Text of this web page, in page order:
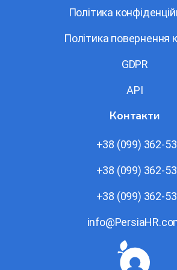
Політика
Політика повернення
GDPR
API
Контакти
+38 (099) 362-
+38 (099) 362-
+38 (099) 362-